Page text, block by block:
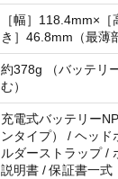
［幅］118.4mm×
き］46.8mm（最薄
約378g （バッテリ
む）
充電式バッテリー
ンタイプ） / ヘッド
ルダーストラップ /
説明書 / 保証書一式